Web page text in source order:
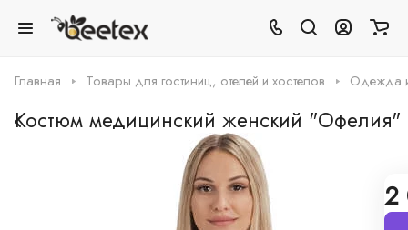
Главная Товары для гостиниц, отелей и хостелов Одежда и
Костюм медицинский женский "Офелия"
0001146
2